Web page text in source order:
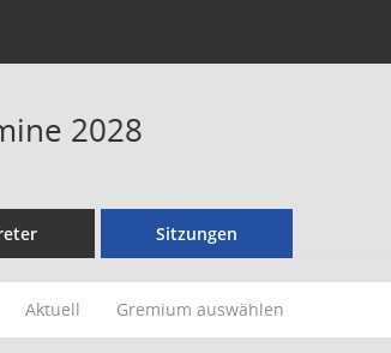
2028
Sitzungen
Aktuell Gremium auswählen